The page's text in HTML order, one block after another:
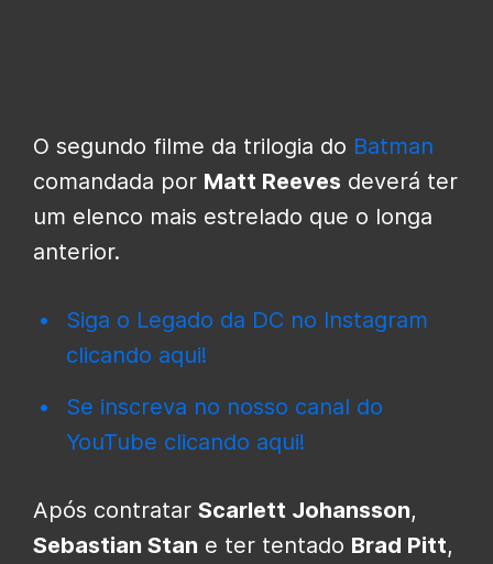
O segundo filme da trilogia do Batman
comandada por Matt Reeves deverá ter
um elenco mais estrelado que o longa
anterior.
Siga o Legado da DC no Instagram
clicando aqui!
Se inscreva no nosso canal do
YouTube clicando aqui!
Após contratar Scarlett Johansson,
Sebastian Stan e ter tentado Brad Pitt,